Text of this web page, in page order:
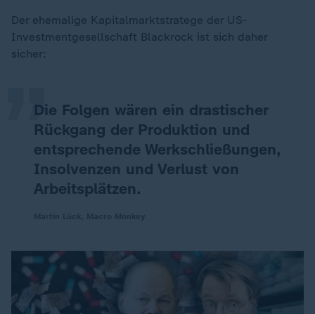
Der ehemalige Kapitalmarktstratege der US-
Investmentgesellschaft Blackrock ist sich daher
sicher:
Die Folgen wären ein drastischer
Rückgang der Produktion und
entsprechende Werkschließungen,
Insolvenzen und Verlust von
Arbeitsplätzen.
„